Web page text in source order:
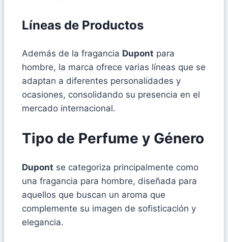
Líneas de Productos
Además de la fragancia Dupont para
hombre, la marca ofrece varias líneas que se
adaptan a diferentes personalidades y
ocasiones, consolidando su presencia en el
mercado internacional.
Tipo de Perfume y Género
Dupont se categoriza principalmente como
una fragancia para hombre, diseñada para
aquellos que buscan un aroma que
complemente su imagen de sofisticación y
elegancia.